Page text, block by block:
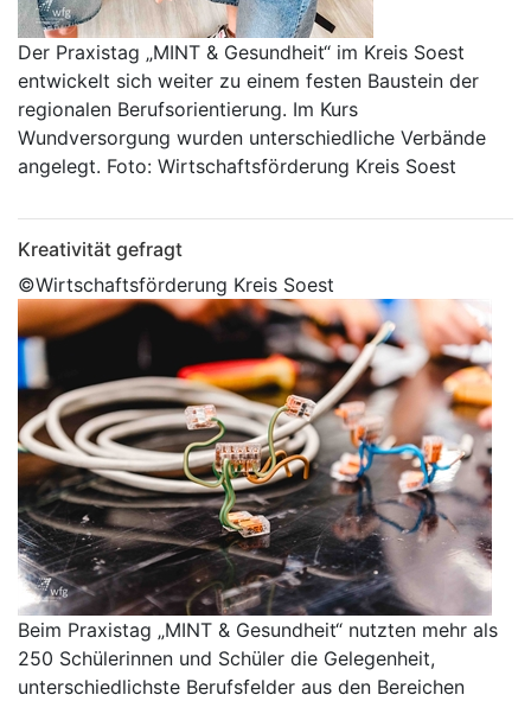
Der Praxistag „MINT & Gesundheit“ im Kreis Soest
entwickelt sich weiter zu einem festen Baustein der
regionalen Berufsorientierung. Im Kurs
Wundversorgung wurden unterschiedliche Verbände
angelegt. Foto: Wirtschaftsförderung Kreis Soest
Kreativität gefragt
©Wirtschaftsförderung Kreis Soest
Beim Praxistag „MINT & Gesundheit“ nutzten mehr als
250 Schülerinnen und Schüler die Gelegenheit,
unterschiedlichste Berufsfelder aus den Bereichen